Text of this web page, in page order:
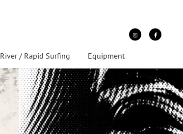
River / Rapid Surfing Equipment